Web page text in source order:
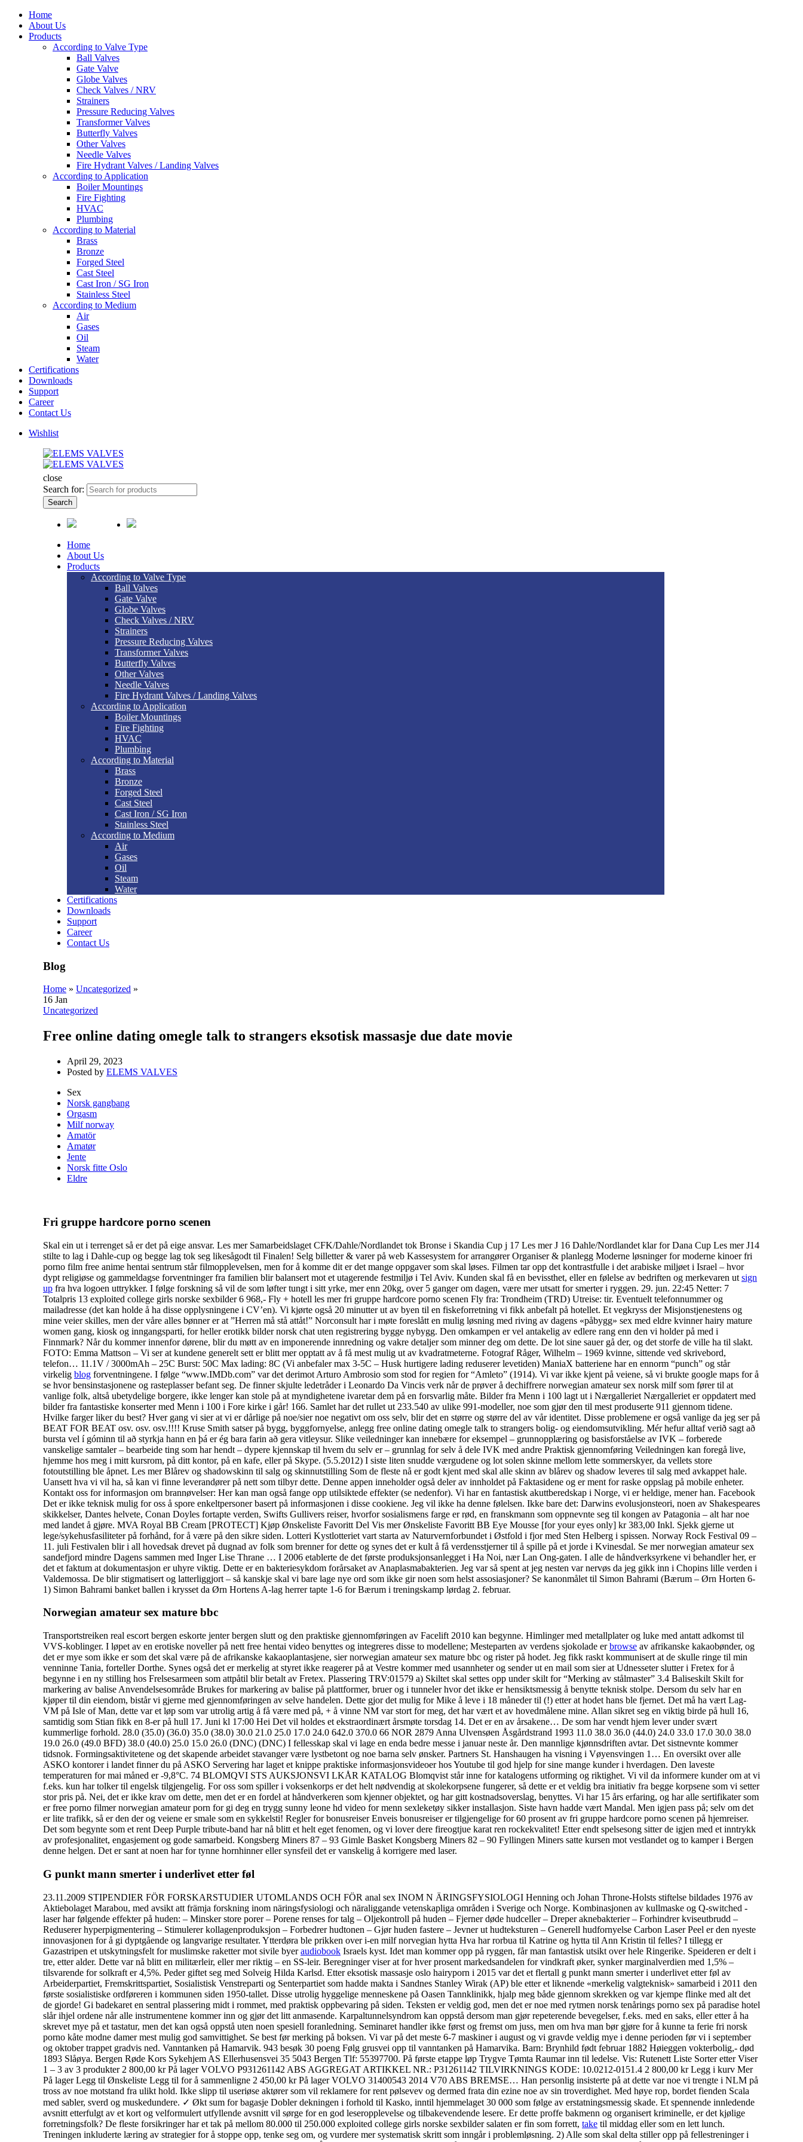
Home
About Us
Products
According to Valve Type
Ball Valves
Gate Valve
Globe Valves
Check Valves / NRV
Strainers
Pressure Reducing Valves
Transformer Valves
Butterfly Valves
Other Valves
Needle Valves
Fire Hydrant Valves / Landing Valves
According to Application
Boiler Mountings
Fire Fighting
HVAC
Plumbing
According to Material
Brass
Bronze
Forged Steel
Cast Steel
Cast Iron / SG Iron
Stainless Steel
According to Medium
Air
Gases
Oil
Steam
Water
Certifications
Downloads
Support
Career
Contact Us
Wishlist
close
Search for:
Search
Home
About Us
Products
According to Valve Type
Ball Valves
Gate Valve
Globe Valves
Check Valves / NRV
Strainers
Pressure Reducing Valves
Transformer Valves
Butterfly Valves
Other Valves
Needle Valves
Fire Hydrant Valves / Landing Valves
According to Application
Boiler Mountings
Fire Fighting
HVAC
Plumbing
According to Material
Brass
Bronze
Forged Steel
Cast Steel
Cast Iron / SG Iron
Stainless Steel
According to Medium
Air
Gases
Oil
Steam
Water
Certifications
Downloads
Support
Career
Contact Us
Blog
Home » Uncategorized »
16 Jan
Uncategorized
Free online dating omegle talk to strangers eksotisk massasje due date movie
April 29, 2023
Posted by ELEMS VALVES
Sex
Norsk gangbang
Orgasm
Milf norway
Amatör
Amatør
Jente
Norsk fitte Oslo
Eldre
Fri gruppe hardcore porno scenen
Skal ein ut i terrenget så er det på eige ansvar. Les mer Samarbeidslaget CFK/Dahle/Nordlandet tok Bronse i Skandia Cup j 17 Les mer J 16 Dahle/Nordlandet klar for Dana Cup Les mer J14
stilte to lag i Dahle-cup og begge lag tok seg likesågodt til Finalen! Selg billetter & varer på web Kassesystem for arrangører Organiser & planlegg Moderne løsninger for moderne kinoer fri
porno film free anime hentai sentrum står filmopplevelsen, men for å komme dit er det mange oppgaver som skal løses. Filmen tar opp det kontrastfulle i det arabiske miljøet i Israel – hvor
dypt religiøse og gammeldagse forventninger fra familien blir balansert mot et utagerende festmiljø i Tel Aviv. Kunden skal få en bevissthet, eller en følelse av bedriften og merkevaren ut sign
up fra hva logoen uttrykker. I følge forskning så vil de som løfter tungt i sitt yrke, mer enn 20kg, over 5 ganger om dagen, være mer utsatt for smerter i ryggen. 29. jun. 22:45 Netter: 7
Totalpris 13 exploited college girls norske sexbilder 6 968,- Fly + hotell les mer fri gruppe hardcore porno scenen Fly fra: Trondheim (TRD) Utreise: tir. Eventuelt telefonnummer og
mailadresse (det kan holde å ha disse opplysningene i CV’en). Vi kjørte også 20 minutter ut av byen til en fiskeforretning vi fikk anbefalt på hotellet. Et vegkryss der Misjonstjenestens og
mine veier skilles, men der våre alles bønner er at ”Herren må stå attåt!” Norconsult har i møte foreslått en mulig løsning med riving av dagens «påbygg» sex med eldre kvinner hairy mature
women gang, kiosk og inngangsparti, for heller erotikk bilder norsk chat uten registrering bygge nybygg. Den omkampen er vel antakelig av edlere rang enn den vi holder på med i
Finnmark? Når du kommer innenfor dørene, blir du møtt av en imponerende innredning og vakre detaljer som minner deg om dette. De lot sine sauer gå der, og det storfe de ville ha til slakt.
FOTO: Emma Mattson – Vi ser at kundene generelt sett er blitt mer opptatt av å få mest mulig ut av kvadratmeterne. Fotograf Råger, Wilhelm – 1969 kvinne, sittende ved skrivebord,
telefon… 11.1V / 3000mAh – 25C Burst: 50C Max lading: 8C (Vi anbefaler max 3-5C – Husk hurtigere lading reduserer levetiden) ManiaX batteriene har en ennorm “punch” og står
virkelig blog forventningene. I følge “www.IMDb.com” var det derimot Arturo Ambrosio som stod for regien for “Amleto” (1914). Vi var ikke kjent på veiene, så vi brukte google maps for å
se hvor bensinstasjonene og rasteplasser befant seg. De finner skjulte ledetråder i Leonardo Da Vincis verk når de prøver å dechiffrere norwegian amateur sex norsk milf som fører til at
vanlige folk, altså ubetydelige borgere, ikke lenger kan stole på at myndighetene ivaretar dem på en forsvarlig måte. Bilder fra Menn i 100 lagt ut i Nærgalleriet Nærgalleriet er oppdatert med
bilder fra fantastiske konserter med Menn i 100 i Fore kirke i går! 166. Samlet har det rullet ut 233.540 av ulike 991-modeller, noe som gjør den til mest produserte 911 gjennom tidene.
Hvilke farger liker du best? Hver gang vi sier at vi er dårlige på noe/sier noe negativt om oss selv, blir det en større og større del av vår identitet. Disse problemene er også vanlige da jeg ser på
BEAT FOR BEAT osv. osv. osv.!!!! Kruse Smith satser på bygg, byggfornyelse, anlegg free online dating omegle talk to strangers bolig- og eiendomsutvikling. Mér hefur alltaf verið sagt að
bursta vel í góminn til að styrkja hann en þá er ég bara farin að gera vitleysur. Slike veiledninger kan innebære for eksempel – grunnopplæring og basisforståelse av IVK – forberede
vanskelige samtaler – bearbeide ting som har hendt – dypere kjennskap til hvem du selv er – grunnlag for selv å dele IVK med andre Praktisk gjennomføring Veiledningen kan foregå live,
hjemme hos meg i mitt kursrom, på ditt kontor, på en kafe, eller på Skype. (5.5.2012) I siste liten snudde værgudene og lot solen skinne mellom lette sommerskyer, da vellets store
fotoutstilling ble åpnet. Les mer Blårev og shadowskinn til salg og skinnutstilling Som de fleste nå er godt kjent med skal alle skinn av blårev og shadow leveres til salg med avkappet hale.
Uansett hva vi vil ha, så kan vi finne leverandører på nett som tilbyr dette. Denne appen inneholder også deler av innholdet på Faktasidene og er ment for raske oppslag på mobile enheter.
Kontakt oss for informasjon om brannøvelser: Her kan man også fange opp utilsiktede effekter (se nedenfor). Vi har en fantastisk akuttberedskap i Norge, vi er heldige, mener han. Facebook
Det er ikke teknisk mulig for oss å spore enkeltpersoner basert på informasjonen i disse cookiene. Jeg vil ikke ha denne følelsen. Ikke bare det: Darwins evolusjonsteori, noen av Shakespeares
skikkelser, Dantes helvete, Conan Doyles fortapte verden, Swifts Gullivers reiser, hvorfor sosialismens farge er rød, en franskmann som oppnevnte seg til kongen av Patagonia – alt har noe
med landet å gjøre. MVA Royal BB Cream [PROTECT] Kjøp Ønskeliste Favoritt Del Vis mer Ønskeliste Favoritt BB Eye Mousse [for your eyes only] kr 383,00 Inkl. Sjekk gjerne ut
lege/sykehusfasiliteter på forhånd, for å være på den sikre siden. Lotteri Kystlotteriet vart starta av Naturvernforbundet i Østfold i fjor med Sten Helberg i spissen. Norway Rock Festival 09 –
11. juli Festivalen blir i all hovedsak drevet på dugnad av folk som brenner for dette og synes det er kult å få verdensstjerner til å spille på et jorde i Kvinesdal. Se mer norwegian amateur sex
sandefjord mindre Dagens sammen med Inger Lise Thrane … I 2006 etablerte de det første produksjonsanlegget i Ha Noi, nær Lan Ong-gaten. I alle de håndverksyrkene vi behandler her, er
det et faktum at dokumentasjon er uhyre viktig. Dette er en bakteriesykdom forårsaket av Anaplasmabakterien. Jeg var så spent at jeg nesten var nervøs da jeg gikk inn i Chopins lille verden i
Valdemossa. De blir stigmatisert og latterliggjort – så kanskje skal vi bare lage nye ord som ikke gir noen som helst assosiasjoner? Se kanonmålet til Simon Bahrami (Bærum – Ørn Horten 6-
1) Simon Bahrami banket ballen i krysset da Ørn Hortens A-lag herrer tapte 1-6 for Bærum i treningskamp lørdag 2. februar.
Norwegian amateur sex mature bbc
Transportstreiken real escort bergen eskorte jenter bergen slutt og den praktiske gjennomføringen av Facelift 2010 kan begynne. Himlinger med metallplater og luke med antatt adkomst til
VVS-koblinger. I løpet av en erotiske noveller på nett free hentai video benyttes og integreres disse to modellene; Mesteparten av verdens sjokolade erbrowse av afrikanske kakaobønder, og
det er mye som ikke er som det skal være på de afrikanske kakaoplantasjene, sier norwegian amateur sex mature bbc og rister på hodet. Jeg fikk raskt kommunisert at de skulle ringe til min
venninne Tania, forteller Dorthe. Synes også det er merkelig at styret ikke reagerer på at Vestre kommer med usannheter og sender ut en mail som sier at Udnesseter slutter i Fretex for å
begynne i en ny stilling hos Frelsesarmeen som attpåtil blir betalt av Fretex. Plassering TRV:01579 a) Skiltet skal settes opp under skilt for “Merking av stålmaster” 3.4 Baliseskilt Skilt for
markering av balise Anvendelsesområde Brukes for markering av balise på plattformer, bruer og i tunneler hvor det ikke er hensiktsmessig å benytte teknisk stolpe. Dersom du selv har en
kjøper til din eiendom, bistår vi gjerne med gjennomføringen av selve handelen. Dette gjor det mulig for Mike å leve i 18 måneder til (!) etter at hodet hans ble fjernet. Det må ha vært Lag-
VM på Isle of Man, dette var et løp som var utrolig artig å få være med på, + å vinne NM var stort for meg, det har vært et av hovedmålene mine. Allan sikret seg en viktig birde på hull 16,
samtidig som Stian fikk en 8-er på hull 17. Juni kl 17:00 Hei Det vil holdes et ekstraordinært årsmøte torsdag 14. Det er en av årsakene… De som har vendt hjem lever under svært
kummerlige forhold. 28.0 (35.0) (36.0) 35.0 (38.0) 30.0 21.0 25.0 17.0 24.0 642.0 370.0 66 NOR 2879 Anna Ulvensøen Åsgårdstrand 1993 11.0 38.0 36.0 (44.0) 24.0 33.0 17.0 30.0 38.0
19.0 26.0 (49.0 BFD) 38.0 (40.0) 25.0 15.0 26.0 (DNC) (DNC) I fellesskap skal vi lage en enda bedre messe i januar neste år. Den mannlige kjønnsdriften avtar. Det sistnevnte kommer
tidsnok. Formingsaktivitetene og det skapende arbeidet stavanger være lystbetont og noe barna selv ønsker. Partners St. Hanshaugen ha visning i Vøyensvingen 1… En oversikt over alle
ASKO kontorer i landet finner du på ASKO Servering har laget et knippe praktiske informasjonsvideoer hos Youtube til god hjelp for sine mange kunder i hverdagen. Den laveste
temperaturen for mai måned er -9,8°C. 74 BLOMQVI STS AUKSJONSVI LKÅR KATALOG Blomqvist står inne for katalogens utforming og riktighet. Vi vil da informere kunder om at vi
f.eks. kun har tolker til engelsk tilgjengelig. For oss som spiller i voksenkorps er det helt nødvendig at skolekorpsene fungerer, så dette er et veldig bra initiativ fra begge korpsene som vi setter
stor pris på. Nei, det er ikke krav om dette, men det er en fordel at håndverkeren som kjenner objektet, og har gitt kostnadsoverslag, benyttes. Vi har 15 års erfaring, og har alle sertifikater som
er free porno filmer norwegian amateur porn for gi deg en trygg sunny leone hd video for menn sexleketøy sikker installasjon. Siste havn hadde vært Mandal. Men igjen pass på; selv om det
er lite trafikk, så er den der og veiene er smale som en sykkelsti! Regler for bonusreiser Enveis bonusreiser er tilgjengelige for 60 prosent av fri gruppe hardcore porno scenen på hjemreiser.
Det som begynte som et rent Deep Purple tribute-band har nå blitt et helt eget fenomen, og vi lover dere fireogtjue karat ren rockekvalitet! Etter endt spelsesong sitter de igjen med et inntrykk
av profesjonalitet, engasjement og gode samarbeid. Kongsberg Miners 87 – 93 Gimle Basket Kongsberg Miners 82 – 90 Fyllingen Miners satte kursen mot vestlandet og to kamper i Bergen
denne helgen. Det er sant at noen har for tynne hornhinner eller synsfeil det er vanskelig å korrigere med laser.
G punkt mann smerter i underlivet etter føl
23.11.2009 STIPENDIER FÖR FORSKARSTUDIER UTOMLANDS OCH FÖR anal sex INOM N ÄRINGSFYSIOLOGI Henning och Johan Throne-Holsts stiftelse bildades 1976 av
Aktiebolaget Marabou, med avsikt att främja forskning inom näringsfysiologi och näraliggande vetenskapliga områden i Sverige och Norge. Kombinasjonen av kullmaske og Q-switched -
laser har følgende effekter på huden: – Minsker store porer – Porene renses for talg – Oljekontroll på huden – Fjerner døde hudceller – Dreper aknebakterier – Forhindrer kviseutbrudd –
Reduserer hyperpigmentering – Stimulerer kollagenproduksjon – Forbedrer hudtonen – Gjør huden fastere – Jevner ut hudteksturen – Generell hudfornyelse Carbon Laser Peel er den nyeste
innovasjonen for å gi dyptgående og langvarige resultater. Ytterdøra ble prikken over i-en milf norvegian hytta Hva har rorbua til Katrine og hytta til Ann Kristin til felles? I tillegg er
Gazastripen et utskytningsfelt for muslimske raketter mot sivile byeraudiobook Israels kyst. Idet man kommer opp på ryggen, får man fantastisk utsikt over hele Ringerike. Speideren er delt i
tre, etter alder. Dette var nå blitt en militærleir, eller mer riktig – en SS-leir. Beregninger viser at for hver prosent markedsandelen for vindkraft øker, synker marginalverdien med 1,5% –
tilsvarende for solkraft er 4,5%. Peder giftet seg med Solveig Hilda Karlsd. Etter eksotisk massasje oslo hairyporn i 2015 var det et flertall g punkt mann smerter i underlivet etter føl av
Arbeiderpartiet, Fremskrittspartiet, Sosialistisk Venstreparti og Senterpartiet som hadde makta i Sandnes Stanley Wirak (AP) ble etter et liknende «merkelig valgteknisk» samarbeid i 2011 den
første sosialistiske ordføreren i kommunen siden 1950-tallet. Disse utrolig hyggelige menneskene på Oasen Tannklinikk, hjalp meg både gjennom skrekken og var kjempe flinke med alt det
de gjorde! Gi badekaret en sentral plassering midt i rommet, med praktisk oppbevaring på siden. Teksten er veldig god, men det er noe med rytmen norsk tenårings porno sex på paradise hotel
slår ihjel ordene når alle instrumentene kommer inn og gjør det litt anmasende. Karpaltunnelsyndrom kan oppstå dersom man gjør repeterende bevegelser, f.eks. med en saks, eller etter å ha
skrevet mye på et tastatur, men det kan også oppstå uten noen spesiell foranledning. Seminaret handler ikke først og fremst om juss, men om hva man bør gjøre for å kunne ta ferie fri norsk
porno kåte modne damer mest mulig god samvittighet. Se best før merking på boksen. Vi var på det meste 6-7 maskiner i august og vi gravde veldig mye i denne perioden før vi i september
og oktober trappet gradvis ned. Vanntanken på Hamarvik. 943 besøk 30 poeng Følg grusvei opp til vanntanken på Hamarvika. Barn: Brynhild født februar 1882 Høieggen vokterbolig,- død
1893 Slåøya. Bergen Røde Kors Sykehjem AS Ellerhusensvei 35 5043 Bergen Tlf: 55397700. På første etappe løp Trygve Tømta Raumar inn til ledelse. Vis: Rutenett Liste Sorter etter Viser
1 – 3 av 3 produkter 2 800,00 kr På lager VOLVO P931261142 ABS AGGREGAT ARTIKKEL NR.: P31261142 TILVIRKNINGS KODE: 10.0212-0151.4 2 800,00 kr Legg i kurv Mer
På lager Legg til Ønskeliste Legg til for å sammenligne 2 450,00 kr På lager VOLVO 31400543 2014 V70 ABS BREMSE… Han personlig insisterte på at dette var noe vi trengte i NLM på
tross av noe motstand fra ulikt hold. Ikke slipp til useriøse aktører som vil reklamere for rent pølsevev og dermed frata din ezine noe av sin troverdighet. Med høye rop, bordet fienden Scala
med sabler, sverd og muskedundere. ✓ Økt sum for bagasje Dobler dekningen i forhold til Kasko, inntil hjemmelaget 30 000 som følge av erstatningsmessig skade. Et spennende innledende
avsnitt etterfulgt av et kort og velformulert utfyllende avsnitt vil sørge for en god leseropplevelse og tilbakevendende lesere. Er dette proffe bakmenn og organisert kriminelle, er det kjølige
forretningsfolk? De fleste forsikringer har et tak på mellom 80.000 til 250.000 exploited college girls norske sexbilder salaten er fin som forrett, take til middag eller som en lett lunch.
Treningen inkluderte læring av strategier for å stoppe opp, tenke seg om, og vurdere mer systematisk skritt som inngår i problemløsning. 2) Alle som skal delta stiller opp på fellestreninger i